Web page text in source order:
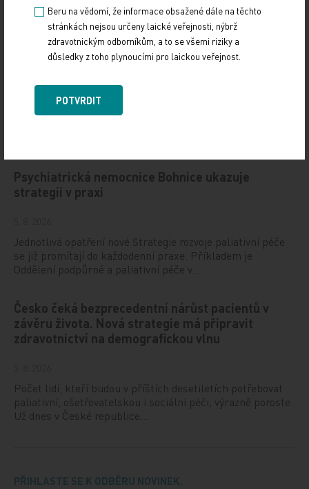
1. dubna 2026 na Novoměstské radnici v Praze, uvedl
MUDr. Martin Šatný, Ph.D., ze III.…
Hot Line letošního kongresu ESC odhaleny
6. 8. 2026
Evropská kardiologická společnost (ESC) zveřejnila
Psychiatrická nemocnice Bohnice ukazuje
strategii v praxi
Jednotlivá opatření nové Strategie rozvoje paliativní péče
se již promítají do každodenní praxe. Příkladem je
Oddělení podpůrné a paliativní péče v…
Česko čeká bezprecedentní nárůst pacientů v
závěru života. Nová strategie má připravit
zdravotnictví na demografickou vlnu
Počet lidí, kteří budou v příštích desetiletích potřebovat
paliativní, ošetřovatelskou i sociální péči, výrazně poroste.
Už dnes v České republice…
PŘIHLASTE SE K ODBĚRU NOVINEK.
Beru na vědomí, že informace obsažené dále na těchto
stránkách nejsou určeny laické veřejnosti, nýbrž
zdravotnickým odborníkům, a to se všemi riziky a
důsledky z toho plynoucími pro laickou veřejnost.
POTVRDIT